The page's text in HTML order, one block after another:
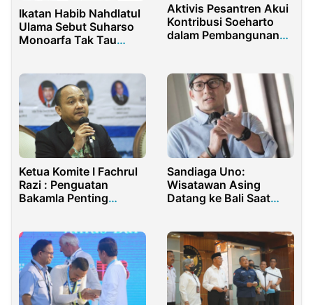
Ikatan Habib Nahdlatul
Ulama Sebut Suharso
Monoarfa Tak Tau
Aktivis Pesantren Akui
Kontribusi Soeharto
dalam Pembangunan
Ketua Komite I Fachrul
Razi : Penguatan
Bakamla Penting
Sandiaga Uno:
Wisatawan Asing
Datang ke Bali Saat